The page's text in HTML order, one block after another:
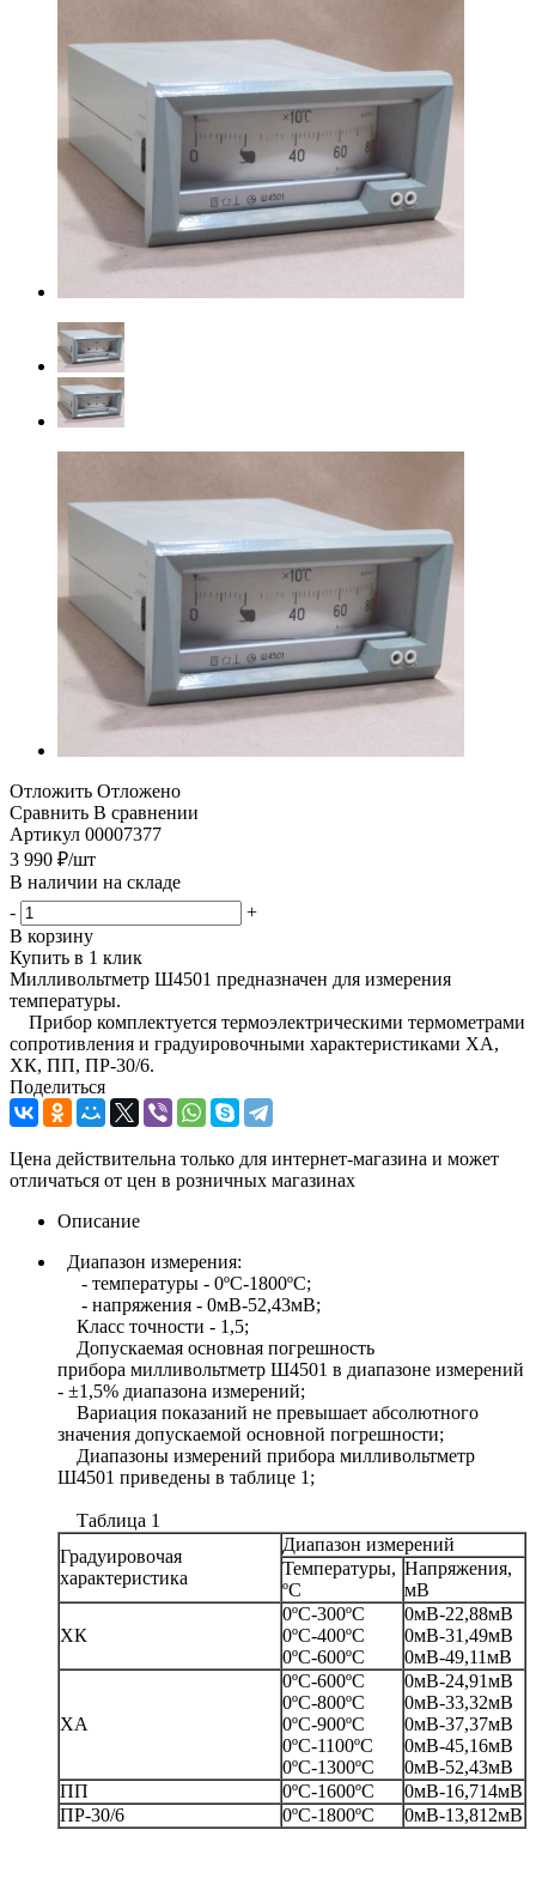
Отложить Отложено
Сравнить В сравнении
Артикул 00007377
3 990 ₽/шт
В наличии на складе
-
+
В корзину
Купить в 1 клик
Милливольтметр Ш4501 предназначен для измерения
температуры.
Прибор комплектуется термоэлектрическими термометрами
сопротивления и градуировочными характеристиками ХА,
ХК, ПП, ПР-30/6.
Поделиться
Цена действительна только для интернет-магазина и может
отличаться от цен в розничных магазинах
Описание
Диапазон измерения:
- температуры - 0ºС-1800ºС;
- напряжения - 0мВ-52,43мВ;
Класс точности - 1,5;
Допускаемая основная погрешность
прибора милливольтметр Ш4501 в диапазоне измерений
- ±1,5% диапазона измерений;
Вариация показаний не превышает абсолютного
значения допускаемой основной погрешности;
Диапазоны измерений прибора милливольтметр
Ш4501 приведены в таблице 1;
Таблица 1
Градуировочая
характеристика
Диапазон измерений
Температуры,
ºС
Напряжения,
мВ
ХК
0ºС-300ºС
0ºС-400ºС
0ºС-600ºС
0мВ-22,88мВ
0мВ-31,49мВ
0мВ-49,11мВ
ХА
0ºС-600ºС
0ºС-800ºС
0ºС-900ºС
0ºС-1100ºС
0ºС-1300ºС
0мВ-24,91мВ
0мВ-33,32мВ
0мВ-37,37мВ
0мВ-45,16мВ
0мВ-52,43мВ
ПП
0ºС-1600ºС
0мВ-16,714мВ
ПР-30/6
0ºС-1800ºС 0мВ-13,812мВ